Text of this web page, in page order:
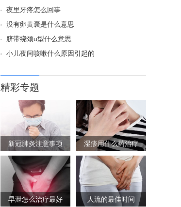
夜里牙疼怎么回事
没有卵黄囊是什么意思
脐带绕颈u型什么意思
小儿夜间咳嗽什么原因引起的
精彩专题
新冠肺炎注意事项 湿疹用什么药治疗
早泄怎么治疗最好 人流的最佳时间